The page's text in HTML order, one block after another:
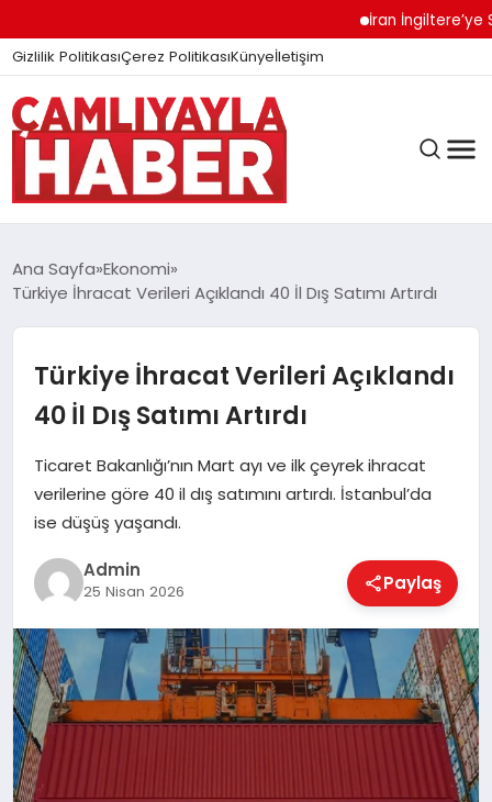
İran İngiltere’ye Sert
Gizlilik PolitikasıÇerez PolitikasıKünyeİletişim
GÜNDEM
DÜNYA
EĞITIM
EKONOMI
MAGAZIN
SAĞLIK
Ana Sayfa Ekonomi
Türkiye İhracat Verileri Açıklandı 40 İl Dış Satımı Artırdı
Türkiye İhracat Verileri Açıklandı
40 İl Dış Satımı Artırdı
Ticaret Bakanlığı’nın Mart ayı ve ilk çeyrek ihracat
verilerine göre 40 il dış satımını artırdı. İstanbul’da
ise düşüş yaşandı.
Admin
25 Nisan 2026 Paylaş